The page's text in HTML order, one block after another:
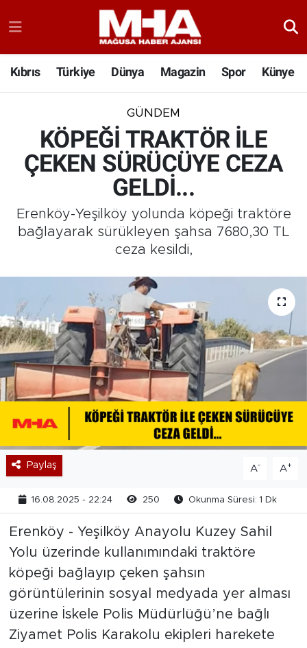
Kıbrıs Türkiye Dünya Magazin Spor Künye
GÜNDEM
KÖPEĞİ TRAKTÖR İLE
ÇEKEN SÜRÜCÜYE CEZA
GELDİ...
Erenköy-Yeşilköy yolunda köpeği traktöre
bağlayarak sürükleyen şahsa 7680,30 TL
ceza kesildi,
Paylaş A- A+
16.08.2025 - 22:24 250 Okunma Süresi: 1 Dk
Erenköy - Yeşilköy Anayolu Kuzey Sahil
Yolu üzerinde kullanımındaki traktöre
köpeği bağlayıp çeken şahsın
görüntülerinin sosyal medyada yer alması
üzerine İskele Polis Müdürlüğü’ne bağlı
Ziyamet Polis Karakolu ekipleri harekete